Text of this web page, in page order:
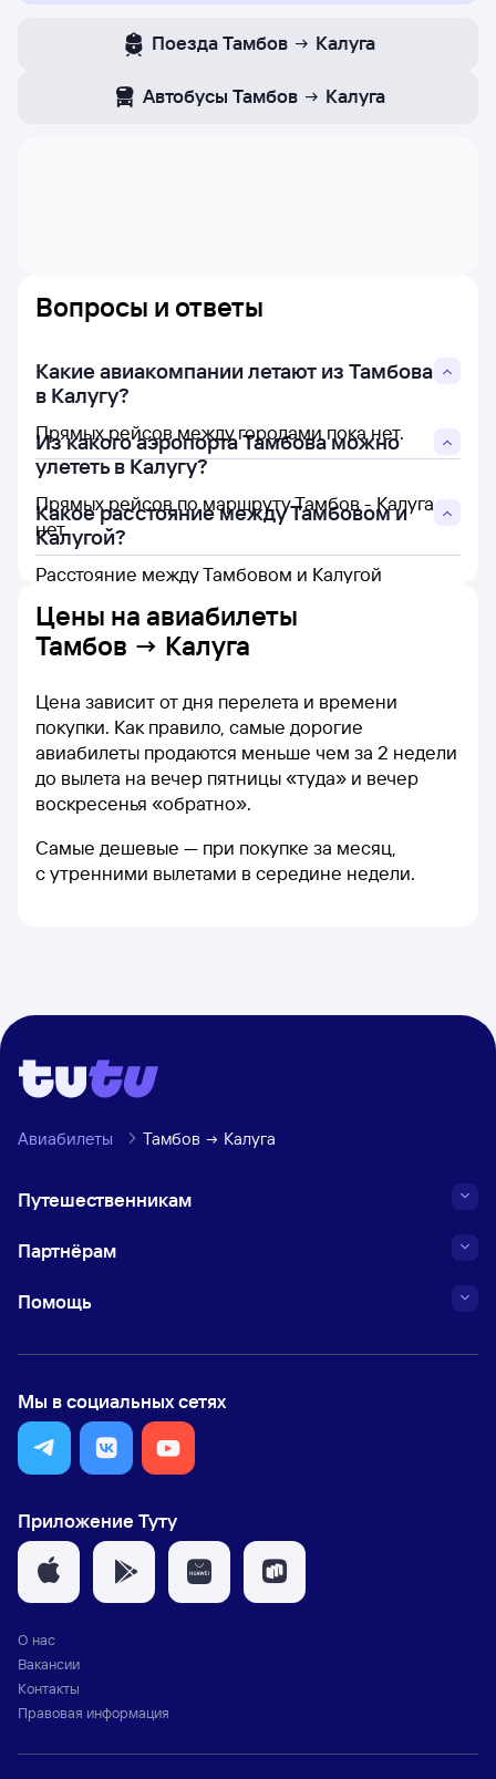
ПоездаТамбов Калуга
Автобусы Тамбов Калуга
Вопросы и ответы
Какие авиакомпании летают из Тамбова
в Калугу?
Прямых рейсов между городами пока нет.
Из какого аэропорта Тамбова можно
улететь в Калугу?
Прямых рейсов по маршруту Тамбов - Калуга
нет.
Какое расстояние между Тамбовом и
Калугой?
Расстояние между Тамбовом и Калугой
Цены на авиабилеты
Тамбов → Калуга
Цена зависит от дня перелета и времени
покупки. Как правило, самые дорогие
авиабилеты продаются меньше чем за 2 недели
до вылета на вечер пятницы «туда» и вечер
воскресенья «обратно».
Самые дешевые — при покупке за месяц,
с утренними вылетами в середине недели.
Авиабилеты Тамбов Калуга
Путешественникам
Партнёрам
Помощь
Мы в социальных сетях
Приложение Туту
О нас
Вакансии
Контакты
Правовая информация